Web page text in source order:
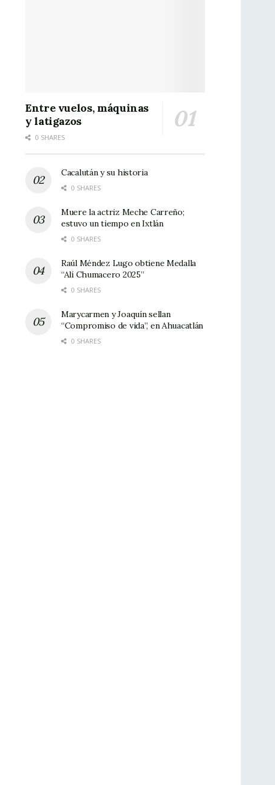
Entre vuelos, máquinas
y latigazos
0 SHARES
Cacalután y su historia
0 SHARES
Muere la actriz Meche Carreño;
estuvo un tiempo en Ixtlán
0 SHARES
Raúl Méndez Lugo obtiene Medalla
“Alí Chumacero 2025”
0 SHARES
Marycarmen y Joaquín sellan
“Compromiso de vida”, en Ahuacatlán
0 SHARES